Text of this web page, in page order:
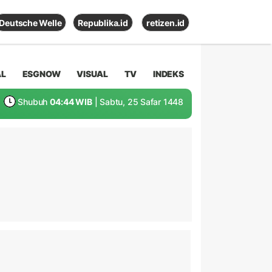
Deutsche Welle Republika.id retizen.id
ESGNOW VISUAL TV INDEKS
Shubuh 04:44 WIB | Sabtu, 25 Safar 1448